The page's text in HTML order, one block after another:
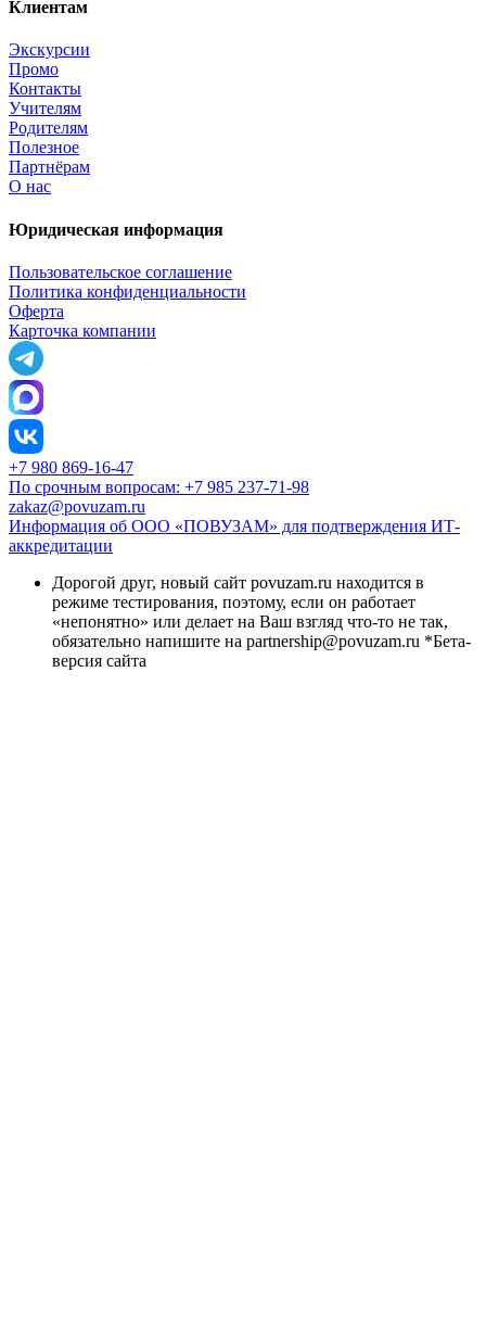
Клиентам
Экскурсии
Промо
Контакты
Учителям
Родителям
Полезное
Партнёрам
О нас
Юридическая информация
Пользовательское соглашение
Политика конфиденциальности
Оферта
Карточка компании
+7 980 869-16-47
По срочным вопросам: +7 985 237-71-98
zakaz@povuzam.ru
Информация об ООО «ПОВУЗАМ» для подтверждения ИТ-
аккредитации
Дорогой друг, новый сайт povuzam.ru находится в
режиме тестирования, поэтому, если он работает
«непонятно» или делает на Ваш взгляд что-то не так,
обязательно напишите на partnership@povuzam.ru *Бета-
версия сайта